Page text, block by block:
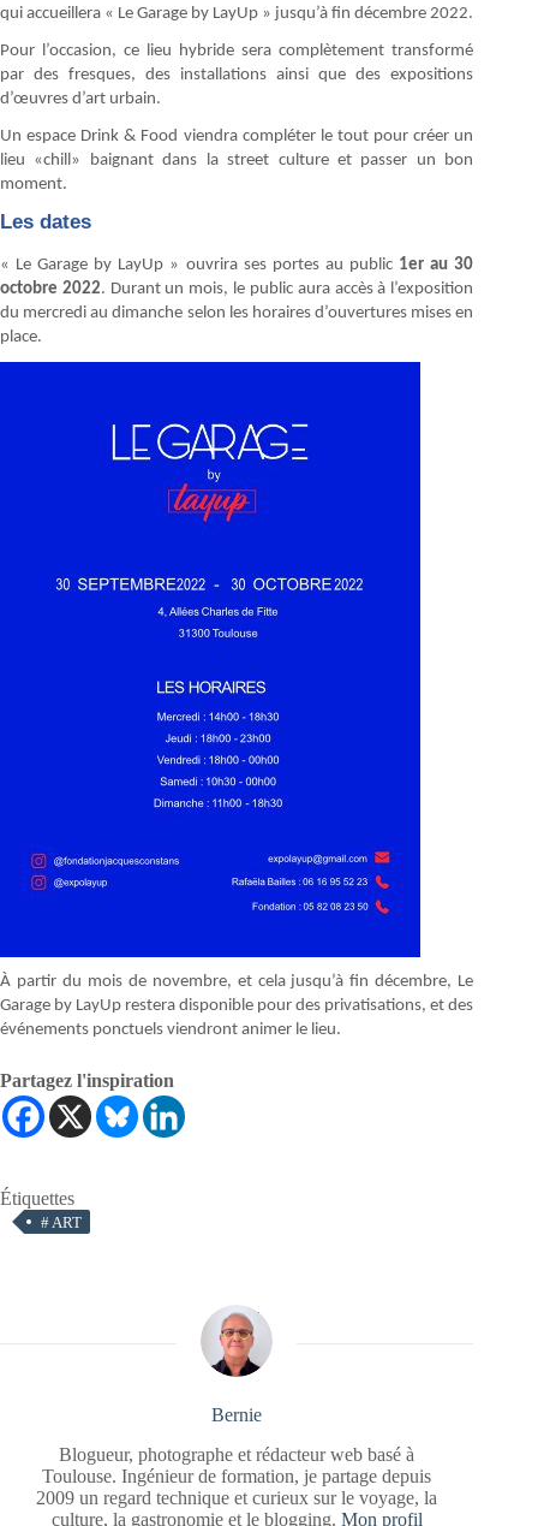
qui accueillera « Le Garage by LayUp » jusqu’à fin décembre 2022.
Pour l’occasion, ce lieu hybride sera complètement transformé
par des fresques, des installations ainsi que des expositions
d’œuvres d’art urbain.
Un espace Drink & Food viendra compléter le tout pour créer un
lieu «chill» baignant dans la street culture et passer un bon
moment.
Les dates
« Le Garage by LayUp » ouvrira ses portes au public 1er au 30
octobre 2022. Durant un mois, le public aura accès à l’exposition
du mercredi au dimanche selon les horaires d’ouvertures mises en
place.
À partir du mois de novembre, et cela jusqu’à fin décembre, Le
Garage by LayUp restera disponible pour des privatisations, et des
événements ponctuels viendront animer le lieu.
Partagez l'inspiration
Étiquettes
# ART
Bernie
Blogueur, photographe et rédacteur web basé à
Toulouse. Ingénieur de formation, je partage depuis
2009 un regard technique et curieux sur le voyage, la
culture, la gastronomie et le blogging. Mon profil